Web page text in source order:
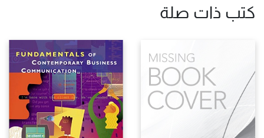
كتب ذات صلة